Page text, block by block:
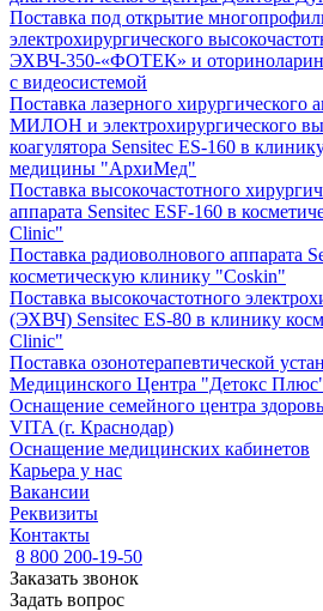
Поставка под открытие
электрохирургического
ЭХВЧ-350-«ФОТЕК» и
с видеосистемой
Поставка лазерного
МИЛОН и электрохирургического
коагулятора Sensitec ES-160 в
медицины "АрхиМед"
Поставка высокочастотного
аппарата Sensitec ESF-160 в
Clinic"
Поставка радиоволнового аппарата
косметическую клинику "Coskin"
Поставка высокочастотного
(ЭХВЧ) Sensitec ES-80 в клинику
Clinic"
Поставка озонотерапевтической
Медицинского Центра "Детокс
Оснащение семейного центра
VITA (г. Краснодар)
Оснащение медицинских кабинетов
Карьера у нас
Вакансии
Реквизиты
Контакты
8 800 200-19-50
Заказать звонок
Задать вопрос